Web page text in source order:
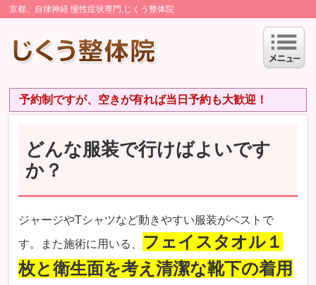
京都、自律神経 慢性症状専門,じくう整体院
予約制ですが、空きが有れば当日予約も大歓迎！
どんな服装で行けばよいです
か？
ジャージやTシャツなど動きやすい服装がベストで
す。また施術に用いる、
フェイスタオル１
枚と衛生面を考え清潔な靴下の着用